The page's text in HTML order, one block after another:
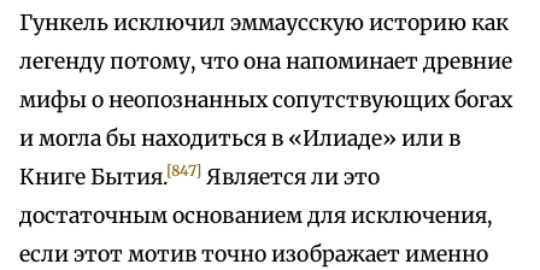
Гункель исключил эммаусскую историю как
легенду потому, что она напоминает древние
мифы о неопознанных сопутствующих богах
и могла бы находиться в «Илиаде» или в
Книге Бытия.[847] Является ли это
достаточным основанием для исключения,
если этот мотив точно изображает именно